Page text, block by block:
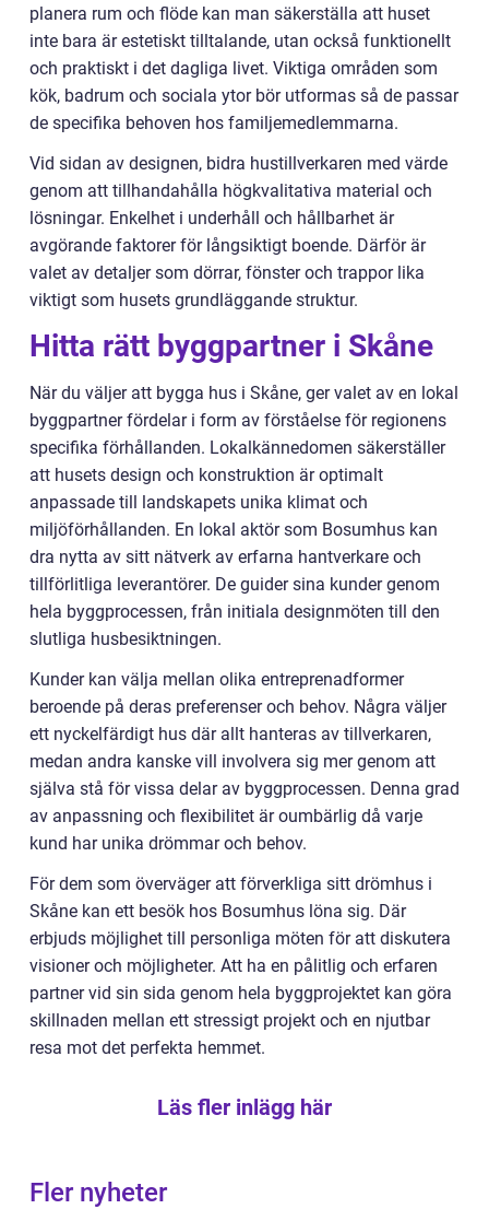
planera rum och flöde kan man säkerställa att huset
inte bara är estetiskt tilltalande, utan också funktionellt
och praktiskt i det dagliga livet. Viktiga områden som
kök, badrum och sociala ytor bör utformas så de passar
de specifika behoven hos familjemedlemmarna.
Vid sidan av designen, bidra hustillverkaren med värde
genom att tillhandahålla högkvalitativa material och
lösningar. Enkelhet i underhåll och hållbarhet är
avgörande faktorer för långsiktigt boende. Därför är
valet av detaljer som dörrar, fönster och trappor lika
viktigt som husets grundläggande struktur.
Hitta rätt byggpartner i Skåne
När du väljer att bygga hus i Skåne, ger valet av en lokal
byggpartner fördelar i form av förståelse för regionens
specifika förhållanden. Lokalkännedomen säkerställer
att husets design och konstruktion är optimalt
anpassade till landskapets unika klimat och
miljöförhållanden. En lokal aktör som Bosumhus kan
dra nytta av sitt nätverk av erfarna hantverkare och
tillförlitliga leverantörer. De guider sina kunder genom
hela byggprocessen, från initiala designmöten till den
slutliga husbesiktningen.
Kunder kan välja mellan olika entreprenadformer
beroende på deras preferenser och behov. Några väljer
ett nyckelfärdigt hus där allt hanteras av tillverkaren,
medan andra kanske vill involvera sig mer genom att
själva stå för vissa delar av byggprocessen. Denna grad
av anpassning och flexibilitet är oumbärlig då varje
kund har unika drömmar och behov.
För dem som överväger att förverkliga sitt drömhus i
Skåne kan ett besök hos Bosumhus löna sig. Där
erbjuds möjlighet till personliga möten för att diskutera
visioner och möjligheter. Att ha en pålitlig och erfaren
partner vid sin sida genom hela byggprojektet kan göra
skillnaden mellan ett stressigt projekt och en njutbar
resa mot det perfekta hemmet.
Läs fler inlägg här
Fler nyheter